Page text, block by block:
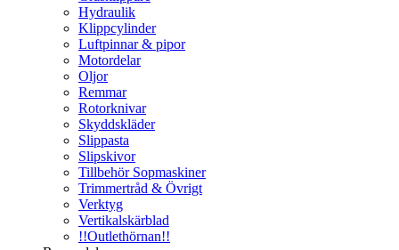
Hydraulik
Klippcylinder
Luftpinnar & pipor
Motordelar
Oljor
Remmar
Rotorknivar
Skyddskläder
Slippasta
Slipskivor
Tillbehör Sopmaskiner
Trimmertråd & Övrigt
Verktyg
Vertikalskärblad
!!Outlethörnan!!